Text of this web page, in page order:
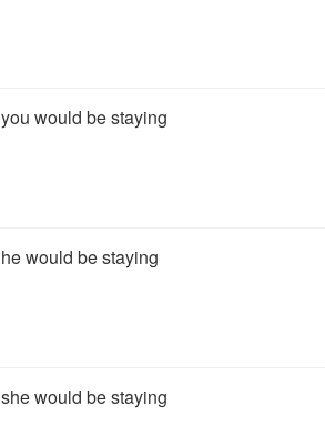
you would be staying
he would be staying
she would be staying